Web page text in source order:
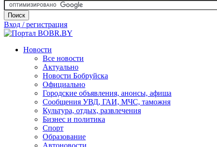
Поиск
Вход / регистрация
Новости
Все новости
Актуально
Новости Бобруйска
Официально
Городские объявления, анонсы, афиша
Сообщения УВД, ГАИ, МЧС, таможня
Культура, отдых, развлечения
Бизнес и политика
Спорт
Образование
Автоновости